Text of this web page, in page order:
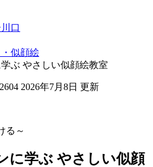
口
似顔絵
ぶ やさしい似顔絵教室
2026年7月8日 更新
る～
に学ぶ やさしい似顔